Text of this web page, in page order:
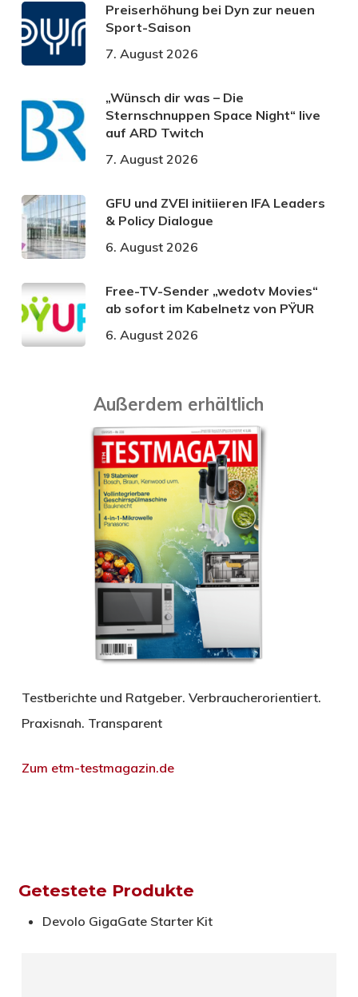
Preiserhöhung bei Dyn zur neuen
Sport-Saison
7. August 2026
„Wünsch dir was – Die
Sternschnuppen Space Night“ live
auf ARD Twitch
7. August 2026
GFU und ZVEI initiieren IFA Leaders
& Policy Dialogue
6. August 2026
Free-TV-Sender „wedotv Movies“
ab sofort im Kabelnetz von PŸUR
6. August 2026
Außerdem erhältlich
Testberichte und Ratgeber. Verbraucherorientiert.
Praxisnah. Transparent
Zum etm-testmagazin.de
Getestete Produkte
Devolo GigaGate Starter Kit